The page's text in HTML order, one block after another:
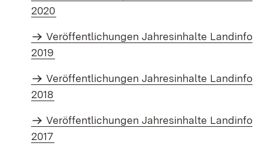
2020
Veröffentlichungen Jahresinhalte Landinfo
2019
Veröffentlichungen Jahresinhalte Landinfo
2018
Veröffentlichungen Jahresinhalte Landinfo
2017